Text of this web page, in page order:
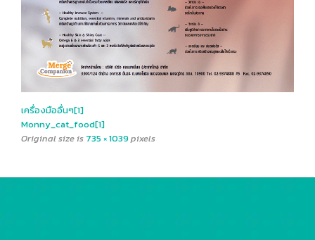
เครื่องมืออื่นๆ[1]
Monny_cat_food[1]
Original size is 735 × 1039pixels